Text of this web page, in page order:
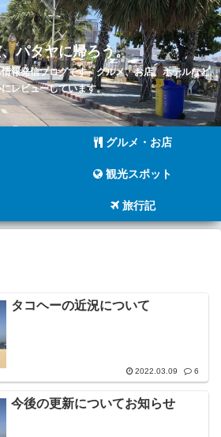
パタヤに帰ろう。
報発信ブログです。グルメ、お店、ホテルなど
レビューしています。
グルメ・お店
観光スポット
旅行記
タコヘーの近況について
2022.03.09 6
今後の更新についてお知らせ